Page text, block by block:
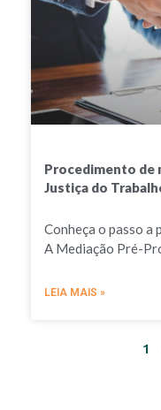
Procedimento de
Justiça do
Conheça o passo a
A Mediação Pré-
LEIA MAIS »
1